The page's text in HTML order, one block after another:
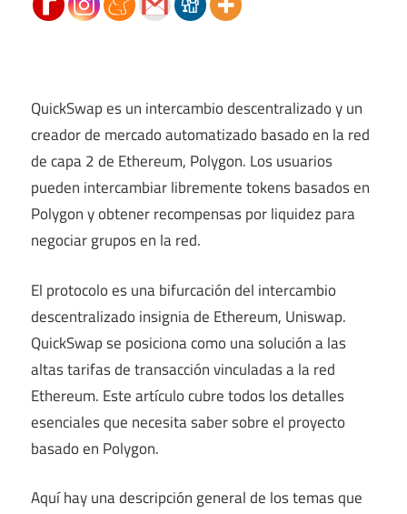
QuickSwap es un intercambio descentralizado y un
creador de mercado automatizado basado en la red
de capa 2 de Ethereum, Polygon. Los usuarios
pueden intercambiar libremente tokens basados ​​en
Polygon y obtener recompensas por liquidez para
negociar grupos en la red.
El protocolo es una bifurcación del intercambio
descentralizado insignia de Ethereum, Uniswap.
QuickSwap se posiciona como una solución a las
altas tarifas de transacción vinculadas a la red
Ethereum. Este artículo cubre todos los detalles
esenciales que necesita saber sobre el proyecto
basado en Polygon.
Aquí hay una descripción general de los temas que